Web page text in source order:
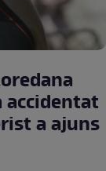
accidentat
a ajuns